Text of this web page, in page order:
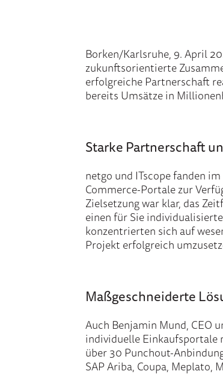
Borken/Karlsruhe, 9. April
zukunftsorientierte
erfolgreiche Partnerschaft
bereits Umsätze in
Starke Partnerschaft
netgo und ITscope fanden
Commerce-Portale zur
Zielsetzung war klar, das
einen für Sie
konzentrierten sich auf
Projekt erfolgreich
Maßgeschneiderte
Auch Benjamin Mund, CEO
individuelle Einkaufsportale
über 30 Punchout-
SAP Ariba, Coupa, Meplato,